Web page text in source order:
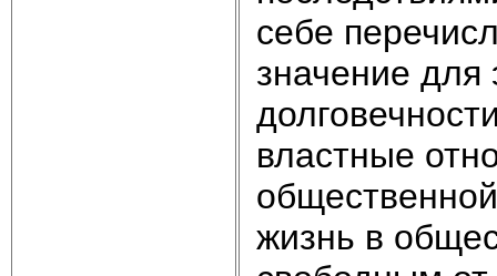
себе
значение для
властные
жизнь в